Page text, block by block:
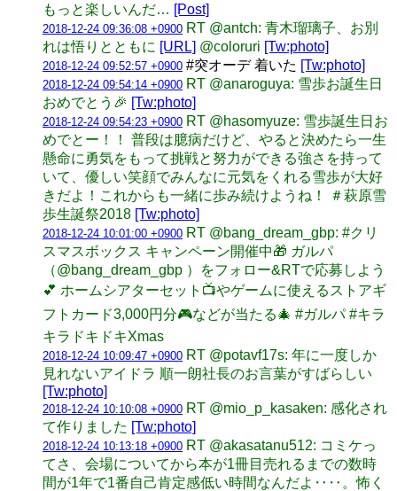
もっと楽しいんだ… [Post]
2018-12-24 09:36:08 +0900 RT @antch: 青木瑠璃子、お別
れは悟りとともに [URL] @coloruri [Tw:photo]
2018-12-24 09:52:57 +0900 #突オーデ 着いた [Tw:photo]
2018-12-24 09:54:14 +0900 RT @anaroguya: 雪歩お誕生日
おめでとう🎉 [Tw:photo]
2018-12-24 09:54:23 +0900 RT @hasomyuze: 雪歩誕生日お
めでとー！！ 普段は臆病だけど、やると決めたら一生
懸命に勇気をもって挑戦と努力ができる強さを持って
いて、優しい笑顔でみんなに元気をくれる雪歩が大好
きだよ！これからも一緒に歩み続けようね！ ＃萩原雪
歩生誕祭2018 [Tw:photo]
2018-12-24 10:01:00 +0900 RT @bang_dream_gbp: #クリ
スマスボックス キャンペーン開催中🎁 ガルパ
（@bang_dream_gbp ）をフォロー&RTで応募しよう
💕 ホームシアターセット📺やゲームに使えるストアギ
フトカード3,000円分🎮などが当たる🎄 #ガルパ #キラ
キラドキドキXmas
2018-12-24 10:09:47 +0900 RT @potavf17s: 年に一度しか
見れないアイドラ 順一朗社長のお言葉がすばらしい
[Tw:photo]
2018-12-24 10:10:08 +0900 RT @mio_p_kasaken: 感化され
て作りました [Tw:photo]
2018-12-24 10:13:18 +0900 RT @akasatanu512: コミケっ
てさ、会場についてから本が1冊目売れるまでの数時
間が1年で1番自己肯定感低い時間なんだよ‥‥。怖く